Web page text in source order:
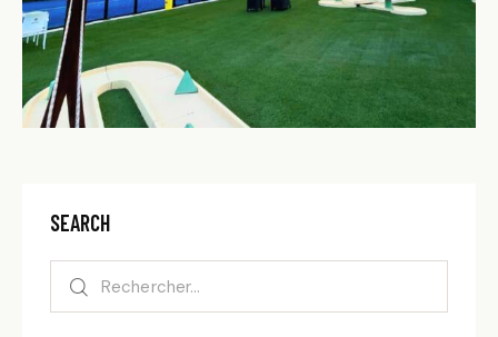
SEARCH